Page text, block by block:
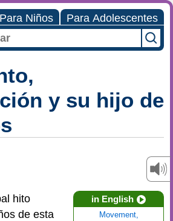
Para Niños Para Adolescentes
y su hijo de
in English
Movement,
hito
de esta